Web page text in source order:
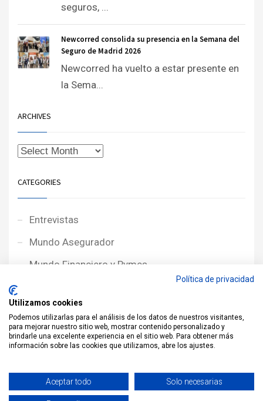
seguros, ...
Newcorred consolida su presencia en la Semana del
Seguro de Madrid 2026
Newcorred ha vuelto a estar presente en
la Sema...
ARCHIVES
CATEGORIES
Entrevistas
Mundo Asegurador
Mundo Financiero y Pymes
Noticias NewcorRED
Protagonistas
Sin categoría
Política de privacidad
Utilizamos cookies
Podemos utilizarlas para el análisis de los datos de nuestros visitantes,
para mejorar nuestro sitio web, mostrar contenido personalizado y
brindarle una excelente experiencia en el sitio web. Para obtener más
información sobre las cookies que utilizamos, abre los ajustes.
Aceptar todo Solo necesarias